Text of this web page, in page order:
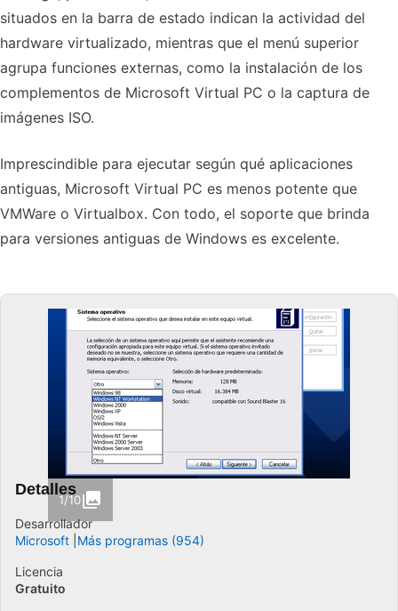
situados en la barra de estado indican la actividad del
hardware virtualizado, mientras que el menú superior
agrupa funciones externas, como la instalación de los
complementos de Microsoft Virtual PC o la captura de
imágenes ISO.
Imprescindible para ejecutar según qué aplicaciones
antiguas, Microsoft Virtual PC es menos potente que
VMWare o Virtualbox. Con todo, el soporte que brinda
para versiones antiguas de Windows es excelente.
1/10
Detalles
Desarrollador
Microsoft Más programas (954)
Licencia
Gratuito